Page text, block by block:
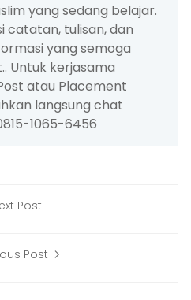
yang sedang belajar.
catatan, tulisan, dan
yang semoga
Untuk kerjasama
atau Placement
langsung chat
1065-6456
Post
Post